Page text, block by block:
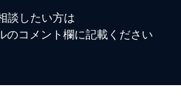
談したい方は
のコメント欄に記載ください